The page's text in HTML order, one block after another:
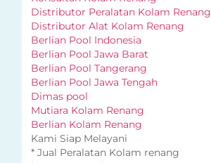
Distributor Peralatan Kolam Renang
Distributor Alat Kolam Renang
Berlian Pool Indonesia
Berlian Pool Jawa Barat
Berlian Pool Tangerang
Berlian Pool Jawa Tengah
Dimas pool
Mutiara Kolam Renang
Berlian Kolam Renang
Kami Siap Melayani
* Jual Peralatan Kolam renang